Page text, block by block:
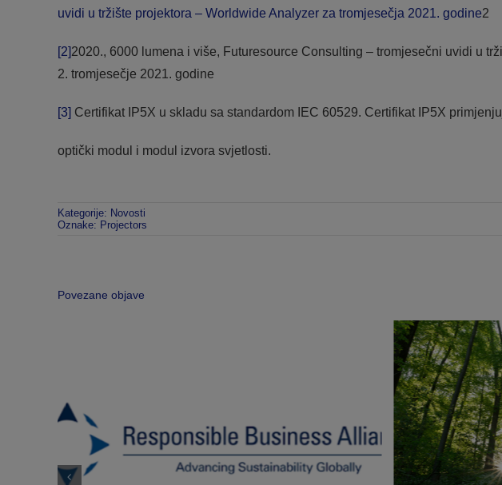
uvidi u tržište projektora – Worldwide Analyzer za tromjesečja 2021. godine2
[2]2020., 6000 lumena i više, Futuresource Consulting – tromjesečni uvidi u
2. tromjesečje 2021. godine
[3] Certifikat IP5X u skladu sa standardom IEC 60529. Certifikat IP5X
optički modul i modul izvora svjetlosti.
Kategorije: Novosti
Oznake: Projectors
Povezane objave